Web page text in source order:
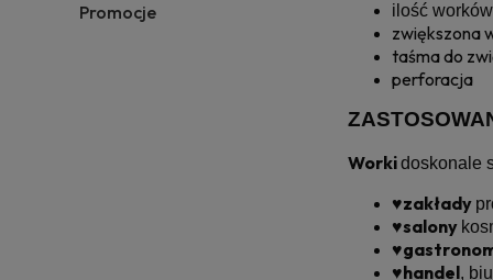
Promocje
ilość
zwiększona
taśma do
perforacja
Workidoskonale
♥️zakłady
♥️salony
♥️
♥️handel,